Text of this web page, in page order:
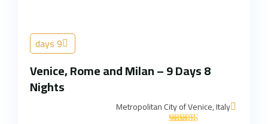
9 days
Venice, Rome and Milan – 9 Days 8
Nights
Metropolitan City of Venice, Italy
'